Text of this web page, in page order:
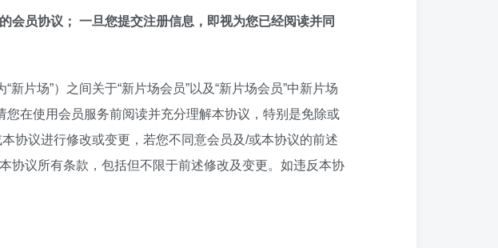
会员协议； 一旦您提交注册信息，即视为您已经阅读并同
片场”）之间关于“新片场会员”以及“新片场会员”中新片场
在使用会员服务前阅读并充分理解本协议，特别是免除或
协议进行修改或变更，若您不同意会员及/或本协议的前述
协议所有条款，包括但不限于前述修改及变更。如违反本协